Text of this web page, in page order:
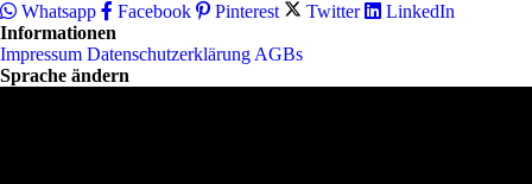
Whatsapp
Facebook Pinterest Twitter
LinkedIn
Informationen
Impressum Datenschutzerklärung AGBs
Sprache ändern